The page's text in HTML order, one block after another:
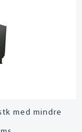
med mindre